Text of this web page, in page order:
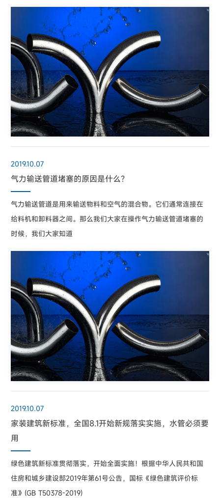
2019.10.07
气力输送管道堵塞的原因是什么？
气力输送管道是用来输送物料和空气的混合物。它们通常连接在
给料机和卸料器之间。那么我们大家在操作气力输送管道堵塞的
时候，我们大家知道
2019.10.07
家装建筑新标准，全国8.1开始新规落实实施，水管必须要
用
绿色建筑新标准贯彻落实，开始全面实施！根据中华人民共和国
住房和城乡建设部2019年第61号公告，国标《绿色建筑评价标
准》(GB T50378-2019)